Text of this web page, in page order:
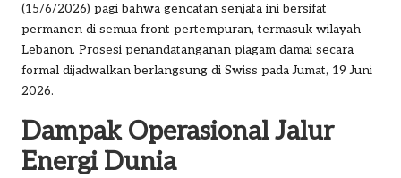
(15/6/2026) pagi bahwa gencatan senjata ini bersifat
permanen di semua front pertempuran, termasuk wilayah
Lebanon. Prosesi penandatanganan piagam damai secara
formal dijadwalkan berlangsung di Swiss pada Jumat, 19 Juni
2026.
Dampak Operasional Jalur
Energi Dunia